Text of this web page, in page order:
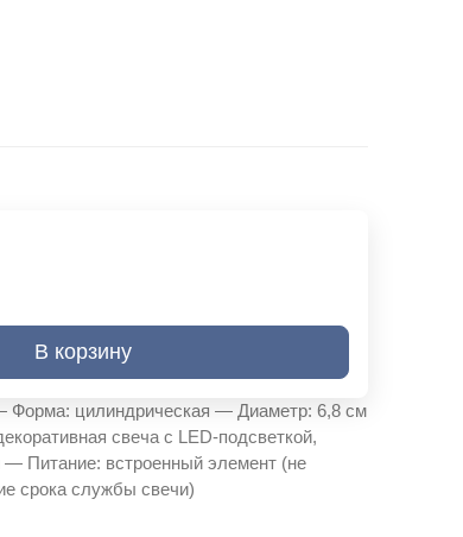
В корзину
цилиндрическая — Диаметр: 6,8 см
свеча с LED-подсветкой,
Питание: встроенный элемент (не
срока службы свечи)